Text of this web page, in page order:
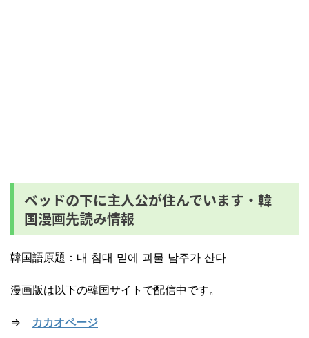
ベッドの下に主人公が住んでいます・韓
国漫画先読み情報
韓国語原題： 내 침대 밑에 괴물 남주가 산다
漫画版は以下の韓国サイトで配信中です。
⇒ カカオページ